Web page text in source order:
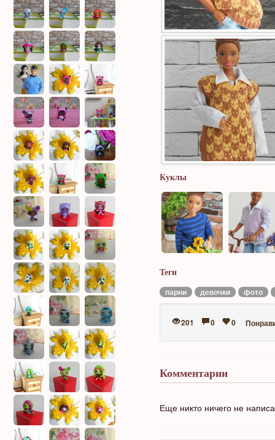
Куклы
Теги
парни девочки фото
201 0 0
Комментарии
Еще никто ничего не